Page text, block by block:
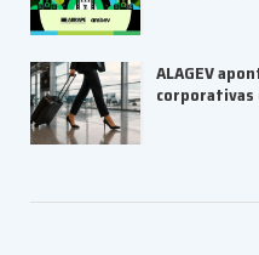
ALAGEV
corporativas